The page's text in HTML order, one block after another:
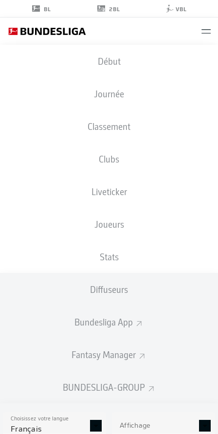
BL 2BL VBL
Début
Journée
Classement
Clubs
Liveticker
Joueurs
Stats
Diffuseurs
Bundesliga App
Fantasy Manager
BUNDESLIGA-GROUP
Choisissez votre langue
Français Affichage
STATS DE LA SAISON
2026/2027